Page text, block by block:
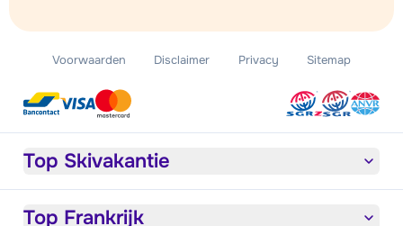
Voorwaarden Disclaimer Privacy Sitemap
Top Skivakantie
Top Frankrijk